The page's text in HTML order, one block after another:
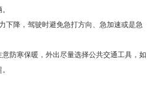
下降，驾驶时避免急打方向、急加速或是急
防寒保暖，外出尽量选择公共交通工具，如